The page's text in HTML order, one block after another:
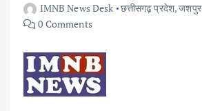
IMNB News Desk छत्तीसगढ़ प्रदेश,जशपुर
0 Comments